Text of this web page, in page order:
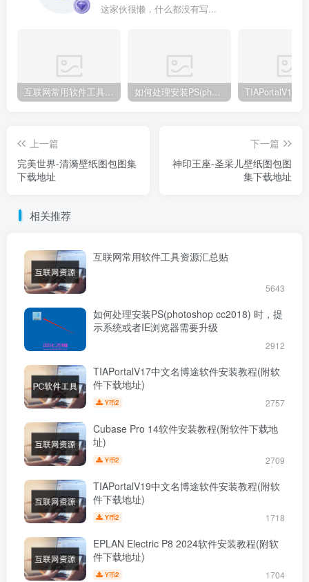
这家伙很懒，什么都没有写...
互联网常用软件工具资源汇总贴 如何处理安装PS(photoshop cc2018) 时，提示系统或者IE浏览器需要升级
上一篇
完美世界-清漪壁纸图包图集
下载地址
下一篇
神印王座-圣采儿壁纸图包图
集下载地址
相关推荐
互联网常用软件工具资源汇总贴
5643
如何处理安装PS(photoshop cc2018) 时，提
示系统或者IE浏览器需要升级
2912
TIAPortalV17中文名博途软件安装教程(附软
件下载地址)
Y币2 2757
Cubase Pro 14软件安装教程(附软件下载地
址)
Y币2 2709
TIAPortalV19中文名博途软件安装教程(附软
件下载地址)
Y币2 1718
EPLAN Electric P8 2024软件安装教程(附软
件下载地址)
Y币2 1704